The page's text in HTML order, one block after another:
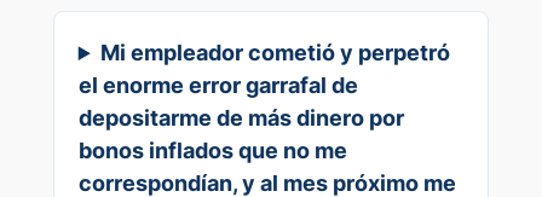
Mi empleador cometió y perpetró
el enorme error garrafal de
depositarme de más dinero por
bonos inflados que no me
correspondían, y al mes próximo me